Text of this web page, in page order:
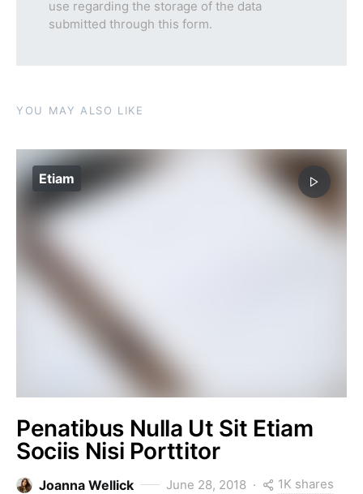
use regarding the storage of the data
submitted through this form.
YOU MAY ALSO LIKE
Etiam
Penatibus Nulla Ut Sit Etiam
Sociis Nisi Porttitor
Joanna Wellick June 28, 2018 1K shares